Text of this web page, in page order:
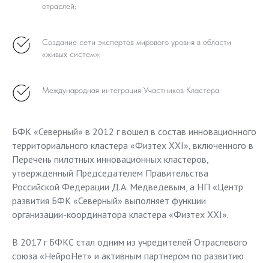
отраслей;
Создание сети экспертов мирового уровня в области
«живых систем»;
Международная интеграция Участников Кластера.
БФК «Северный» в 2012 г вошел в состав инновационного
территориального кластера «Физтех XXI», включенного в
Перечень пилотных инновационных кластеров,
утвержденный Председателем Правительства
Российской Федерации Д.А. Медведевым, а НП «Центр
развития БФК «Северный» выполняет функции
организации-координатора кластера «Физтех XXI».
В 2017 г БФКС стал одним из учредителей Отраслевого
союза «НейроНет» и активным партнером по развитию